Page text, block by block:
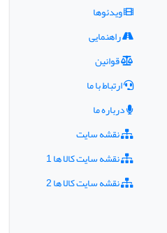
ویدئوها
راهنمایی
قوانین
ارتباط با ما
درباره ما
نقشه سایت
نقشه سایت کالا ها 1
نقشه سایت کالا ها 2